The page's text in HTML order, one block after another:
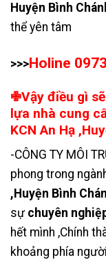
Huyện Bình
thể yên tâm
>>>Holine
✙Vậy điều gì
lựa nhà cung
KCN An Hạ
-CÔNG TY MÔI
phong trong
,Huyện Bình
sự chuyên
hết mình ,Chính
khoảng phía